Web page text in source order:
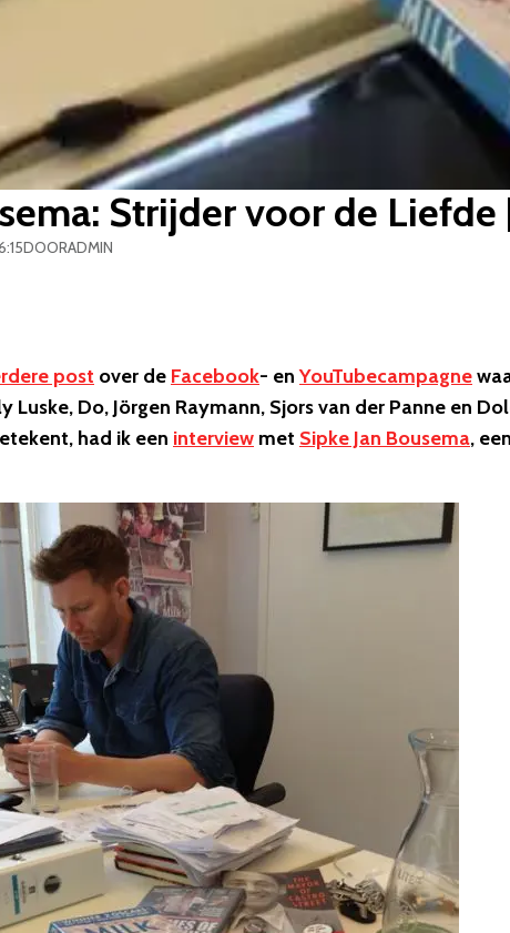
Strijder voor de
DOORADMIN
post over de Facebook- enYouTubecampagne
Luske, Do, Jörgen Raymann, Sjors van der Panne en
had ik een interview met Sipke Jan Bousema,